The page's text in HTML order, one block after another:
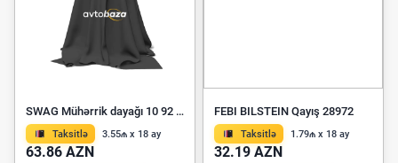
SWAG Mühərrik dayağı 10 92 3725
Taksitlə 3.55₼ x 18 ay
63.86 AZN
FEBI BILSTEIN Qayış 28972
Taksitlə 1.79₼ x 18 ay
32.19 AZN